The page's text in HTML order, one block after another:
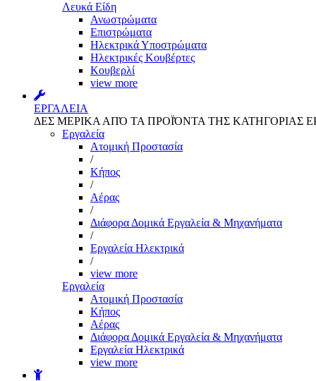
Λευκά Είδη
Ανωστρώματα
Επιστρώματα
Ηλεκτρικά Υποστρώματα
Ηλεκτρικές Κουβέρτες
Κουβερλί
view more
ΕΡΓΑΛΕΙΑ
ΔΕΣ ΜΕΡΙΚΑ ΑΠΌ ΤΑ ΠΡΟΪΌΝΤΑ ΤΗΣ ΚΑΤΗΓΟΡΙΑΣ
Εργαλεία
Aτομική Προστασία
/
Kήπος
/
Αέρας
/
Διάφορα Δομικά Εργαλεία & Μηχανήματα
/
Εργαλεία Ηλεκτρικά
/
view more
Εργαλεία
Aτομική Προστασία
Kήπος
Αέρας
Διάφορα Δομικά Εργαλεία & Μηχανήματα
Εργαλεία Ηλεκτρικά
view more